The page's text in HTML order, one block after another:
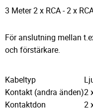
3 Meter 2 x RCA - 2 x
För anslutning mellan
och förstärkare.
Kabeltyp
Kontakt (andra änden)2
Kontaktdon
2